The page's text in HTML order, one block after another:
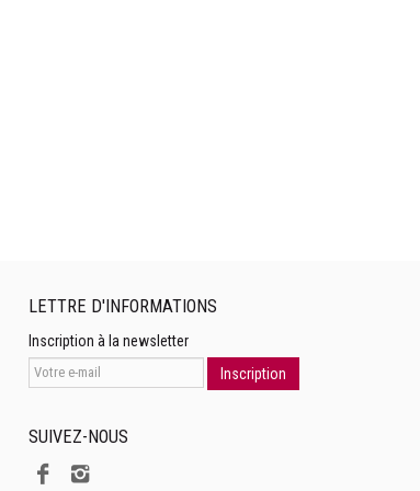
LETTRE D'INFORMATIONS
Inscription à la newsletter
Inscription
SUIVEZ-NOUS